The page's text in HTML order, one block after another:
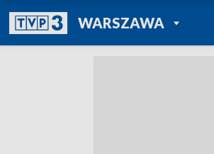
WARSZAWAPOWRÓT DO
TVP REGIONY